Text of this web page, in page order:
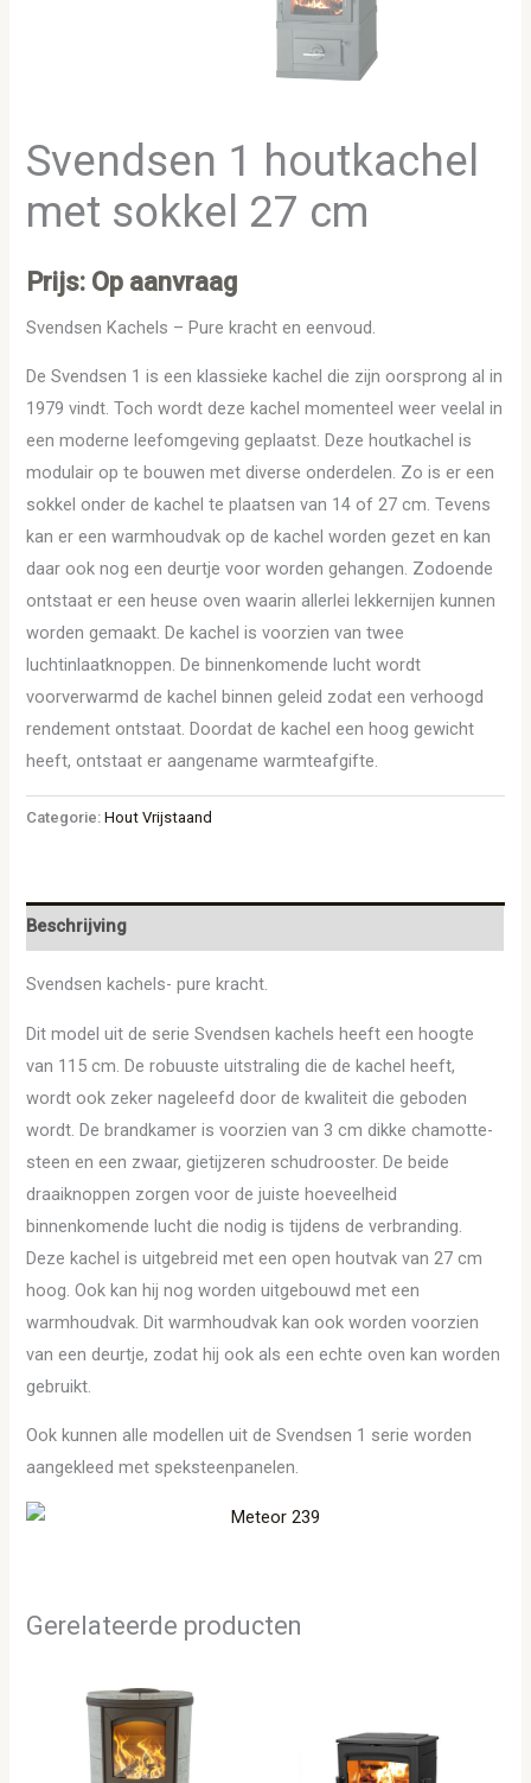
Svendsen 1 houtkachel
met sokkel 27 cm
Prijs: Op aanvraag
Svendsen Kachels – Pure kracht en eenvoud.
De Svendsen 1 is een klassieke kachel die zijn oorsprong al in
1979 vindt. Toch wordt deze kachel momenteel weer veelal in
een moderne leefomgeving geplaatst. Deze houtkachel is
modulair op te bouwen met diverse onderdelen. Zo is er een
sokkel onder de kachel te plaatsen van 14 of 27 cm. Tevens
kan er een warmhoudvak op de kachel worden gezet en kan
daar ook nog een deurtje voor worden gehangen. Zodoende
ontstaat er een heuse oven waarin allerlei lekkernijen kunnen
worden gemaakt. De kachel is voorzien van twee
luchtinlaatknoppen. De binnenkomende lucht wordt
voorverwarmd de kachel binnen geleid zodat een verhoogd
rendement ontstaat. Doordat de kachel een hoog gewicht
heeft, ontstaat er aangename warmteafgifte.
Categorie:Hout Vrijstaand
Beschrijving
Svendsen kachels- pure kracht.
Dit model uit de serie Svendsen kachels heeft een hoogte
van 115 cm. De robuuste uitstraling die de kachel heeft,
wordt ook zeker nageleefd door de kwaliteit die geboden
wordt. De brandkamer is voorzien van 3 cm dikke chamotte-
steen en een zwaar, gietijzeren schudrooster. De beide
draaiknoppen zorgen voor de juiste hoeveelheid
binnenkomende lucht die nodig is tijdens de verbranding.
Deze kachel is uitgebreid met een open houtvak van 27 cm
hoog. Ook kan hij nog worden uitgebouwd met een
warmhoudvak. Dit warmhoudvak kan ook worden voorzien
van een deurtje, zodat hij ook als een echte oven kan worden
gebruikt.
Ook kunnen alle modellen uit de Svendsen 1 serie worden
aangekleed met speksteenpanelen.
Gerelateerde producten